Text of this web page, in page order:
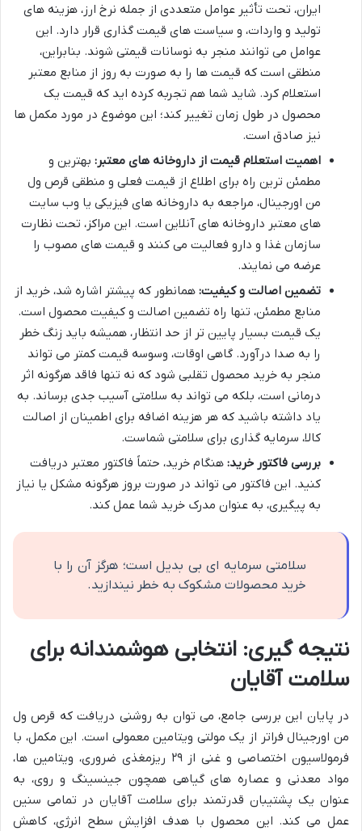
ایران، تحت تأثیر عوامل متعددی از جمله نرخ ارز، هزینه های
تولید و واردات، و سیاست های قیمت گذاری قرار دارد. این
عوامل می توانند منجر به نوسانات قیمتی شوند. بنابراین،
منطقی است که قیمت ها را به صورت به روز از منابع معتبر
استعلام کرد. شاید شما هم تجربه کرده اید که قیمت یک
محصول در طول زمان تغییر کند؛ این موضوع در مورد مکمل ها
نیز صادق است.
اهمیت استعلام قیمت از داروخانه های معتبر: بهترین و
مطمئن ترین راه برای اطلاع از قیمت فعلی و منطقی قرص ول
من اورجینال، مراجعه به داروخانه های فیزیکی یا وب سایت
های معتبر داروخانه های آنلاین است. این مراکز، تحت نظارت
سازمان غذا و دارو فعالیت می کنند و قیمت های مصوب را
عرضه می نمایند.
تضمین اصالت و کیفیت: همانطور که پیشتر اشاره شد، خرید از
منابع مطمئن، تنها راه تضمین اصالت و کیفیت محصول است.
یک قیمت بسیار پایین تر از حد انتظار، همیشه باید زنگ خطر
را به صدا درآورد. گاهی اوقات، وسوسه قیمت کمتر می تواند
منجر به خرید محصول تقلبی شود که نه تنها فاقد هرگونه اثر
درمانی است، بلکه می تواند به سلامتی آسیب جدی برساند. به
یاد داشته باشید که هر هزینه اضافه برای اطمینان از اصالت
کالا، سرمایه گذاری برای سلامتی شماست.
بررسی فاکتور خرید: هنگام خرید، حتماً فاکتور معتبر دریافت
کنید. این فاکتور می تواند در صورت بروز هرگونه مشکل یا نیاز
به پیگیری، به عنوان مدرک خرید شما عمل کند.
سلامتی سرمایه ای بی بدیل است؛ هرگز آن را با
خرید محصولات مشکوک به خطر نیندازید.
نتیجه گیری: انتخابی هوشمندانه برای
سلامت آقایان
در پایان این بررسی جامع، می توان به روشنی دریافت که قرص ول
من اورجینال فراتر از یک مولتی ویتامین معمولی است. این مکمل، با
فرمولاسیون اختصاصی و غنی از ۲۹ ریزمغذی ضروری، ویتامین ها،
مواد معدنی و عصاره های گیاهی همچون جینسینگ و روی، به
عنوان یک پشتیبان قدرتمند برای سلامت آقایان در تمامی سنین
عمل می کند. این محصول با هدف افزایش سطح انرژی، کاهش